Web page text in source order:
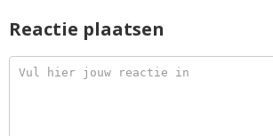
Reactie plaatsen